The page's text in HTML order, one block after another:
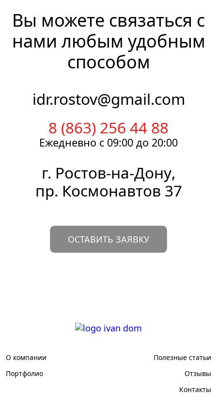
Вы можете связаться с
нами любым удобным
способом
8 (863) 256 44 88
idr.rostov@gmail.com
г. Ростов-на-Дону,
пр. Космонавтов 37
Ежедневно с 09:00 до 20:00
ОСТАВИТЬ ЗАЯВКУ
О компании
Портфолио
Полезные статьи
Отзывы
Контакты